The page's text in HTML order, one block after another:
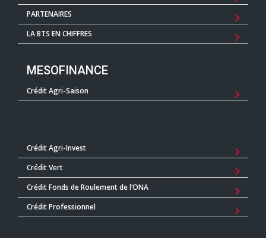
PARTENAIRES
LA BTS EN CHIFFRES
MESOFINANCE
Crédit Agri-Saison
Crédit Agri-Invest
Crédit Vert
Crédit Fonds de Roulement de l’ONA
Crédit Professionnel